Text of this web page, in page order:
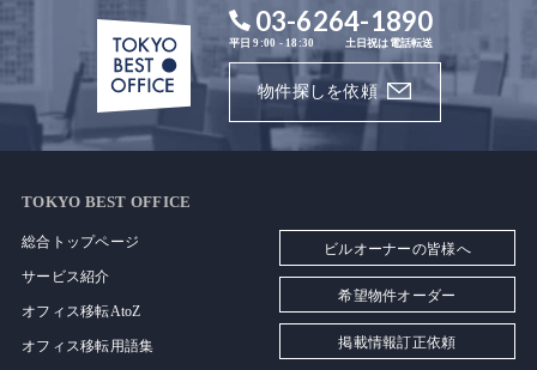
03-6264-1890
平日 9:00 - 18:30 土日祝は電話転送
物件探しを依頼
TOKYO BEST OFFICE
総合トップページ
サービス紹介
オフィス移転AtoZ
オフィス移転用語集
ビルオーナーの皆様へ
希望物件オーダー
掲載情報訂正依頼